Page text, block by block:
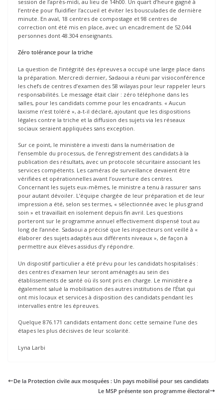
session de l’après-midi, au lieu de 14h00. Un quart d’heure gagné à
l’entrée pour fluidifier l’accueil et éviter les bousculades de dernière
minute. En aval, 18 centres de compostage et 98 centres de
correction ont été mis en place, avec un encadrement de 52.044
personnes dont 48.304 enseignants.
Zéro tolérance pour la triche
La question de l’intégrité des épreuves a occupé une large place dans
la préparation. Mercredi dernier, Sadaoui a réuni par visioconférence
les chefs de centres d’examen des 58 wilayas pour leur rappeler leurs
responsabilités. Le message était clair : zéro téléphone dans les
salles, pour les candidats comme pour les encadrants. « Aucun
laxisme n’est toléré », a-t-il déclaré, ajoutant que les dispositions
légales contre la triche et la diffusion des sujets via les réseaux
sociaux seraient appliquées sans exception.
Sur ce point, le ministère a investi dans la numérisation de
l’ensemble du processus, de l’enregistrement des candidats à la
publication des résultats, avec un protocole sécuritaire associant les
services compétents. Les caméras de surveillance devaient être
vérifiées et opérationnelles avant l’ouverture des centres.
Concernant les sujets eux-mêmes, le ministre a tenu à rassurer sans
pour autant dévoiler. L’équipe chargée de leur préparation et de leur
impression a été, selon ses termes, « sélectionnée avec le plus grand
soin » et travaillait en isolement depuis fin avril. Les questions
porteront sur le programme annuel effectivement dispensé tout au
long de l’année. Sadaoui a précisé que les inspecteurs ont veillé à «
élaborer des sujets adaptés aux différents niveaux », de façon à
permettre aux élèves assidus d’y répondre.
Un dispositif particulier a été prévu pour les candidats hospitalisés :
des centres d’examen leur seront aménagés au sein des
établissements de santé où ils sont pris en charge. Le ministère a
également salué la mobilisation des autres institutions de l’État qui
ont mis locaux et services à disposition des candidats pendant les
intervalles entre les épreuves.
Quelque 876.171 candidats entament donc cette semaine l’une des
étapes les plus décisives de leur scolarité.
Lyna Larbi
De la Protection civile aux mosquées : Un pays mobilisé pour ses candidats
Le MSP présente son programme électoral